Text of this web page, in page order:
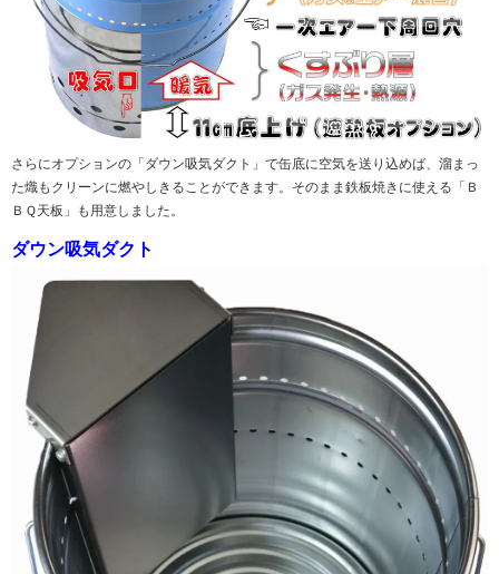
さらにオプションの「ダウン吸気ダクト」で缶底に空気を送り込めば、溜まっ
た熾もクリーンに燃やしきることができます。そのまま鉄板焼きに使える「Ｂ
ＢＱ天板」も用意しました。
ダウン吸気ダクト